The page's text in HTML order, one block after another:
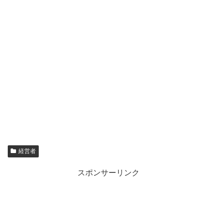
経営者
スポンサーリンク